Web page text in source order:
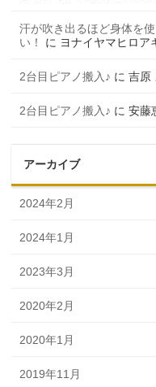
汗が吹き出るほど身体を
い！
に ヨナイヤマヒロア
2台目ピアノ搬入♪ に吉原
2台目ピアノ搬入♪ に安藤
アーカイブ
2024年2月
2024年1月
2023年3月
2020年2月
2020年1月
2019年11月